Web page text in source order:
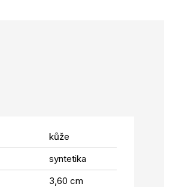
kůže
syntetika
3,60 cm